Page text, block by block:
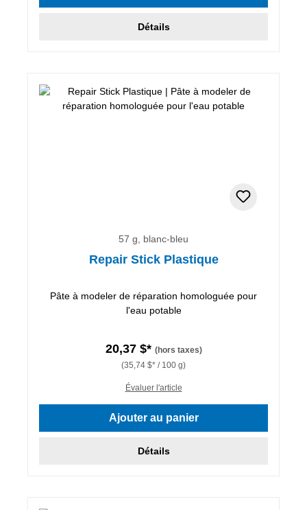
Détails
57 g, blanc-bleu
Repair Stick Plastique
Pâte à modeler de réparation homologuée pour
l'eau potable
20,37 $* (hors taxes)
(35,74 $* / 100 g)
Évaluer l'article
Ajouter au panier
Détails